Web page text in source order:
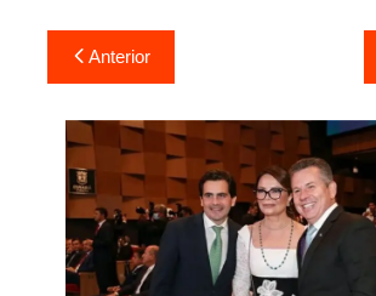
Navegação
de
Post
Anterior